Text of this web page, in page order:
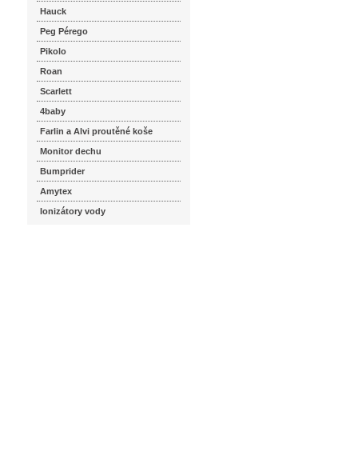
Hauck
Peg Pérego
Pikolo
Roan
Scarlett
4baby
Farlin a Alvi proutěné koše
Monitor dechu
Bumprider
Amytex
Ionizátory vody